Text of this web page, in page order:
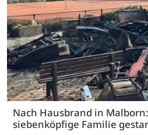
Nach Hausbrand in
siebenköpfige Familie